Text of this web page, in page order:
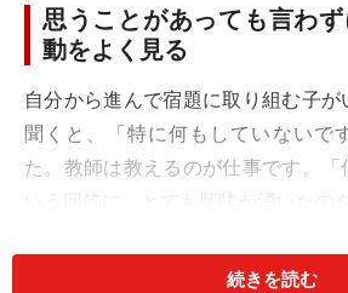
思うことがあっても言わ
動をよく見る
自分から進んで宿題に取り組む子
聞くと、「特に何もしていないで
た。教師は教えるのが仕事です。「
いう回答に、とても興味が湧いたの
宿題を自分から進んでできる子に
続きを読む